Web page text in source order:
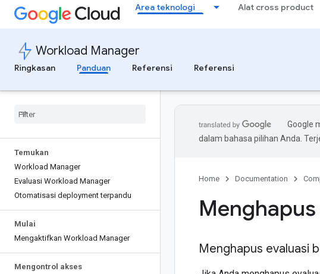
Area teknologi Alat cross product
Workload Manager
Ringkasan
Panduan Referensi Referensi
Temukan
Workload Manager
Evaluasi Workload Manager
Otomatisasi deployment terpandu
Mulai
Mengaktifkan Workload Manager
Mengontrol akses
Google
dalam bahasa pilihan Anda.
Home Documentation
Menghapus evaluasi